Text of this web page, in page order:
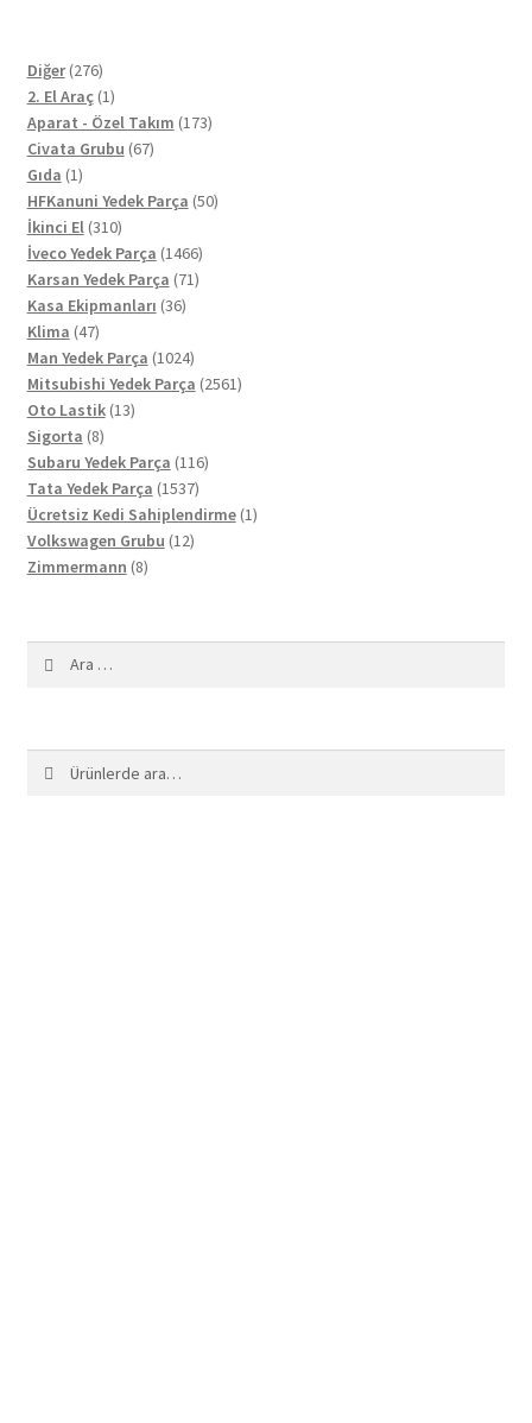
Diğer 276276
ürün
2. El Araç 11
ürün
Aparat - Özel Takım 173173
Civata Grubu 6767
Gıda 11
ürün
HFKanuni Yedek Parça 5050
İkinci El 310310
ürün
İveco Yedek Parça 14661466
ürün
Karsan Yedek Parça 7171
Kasa Ekipmanları 3636
Klima 4747
ürün
Man Yedek Parça 10241024
ürün
Mitsubishi Yedek Parça 25612561
Oto Lastik 1313
Sigorta 88
ürün
Subaru Yedek Parça 116116
Tata Yedek Parça 15371537
ürün
Ücretsiz Kedi Sahiplendirme 11
Volkswagen Grubu 1212
Zimmermann 88